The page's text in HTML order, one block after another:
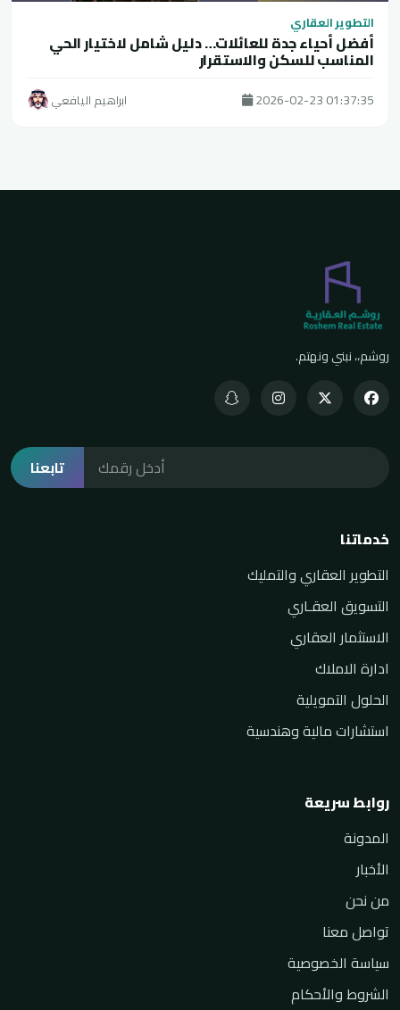
التطوير العقاري
أفضل أحياء جدة للعائلات… دليل شامل لاختيار الحي
المناسب للسكن والاستقرار
ابراهيم اليافعي 2026-02-23 01:37:35
روشم،، نبني ونهتم.
تابعنا
خدماتنا
التطوير العقاري والتمليك
التسويق العقـاري
الاستثمار العقاري
ادارة الاملاك
الحلول التمويلية
استشارات مالية وهندسية
روابط سريعة
المدونة
الأخبار
من نحن
تواصل معنا
سياسة الخصوصية
الشروط والأحكام